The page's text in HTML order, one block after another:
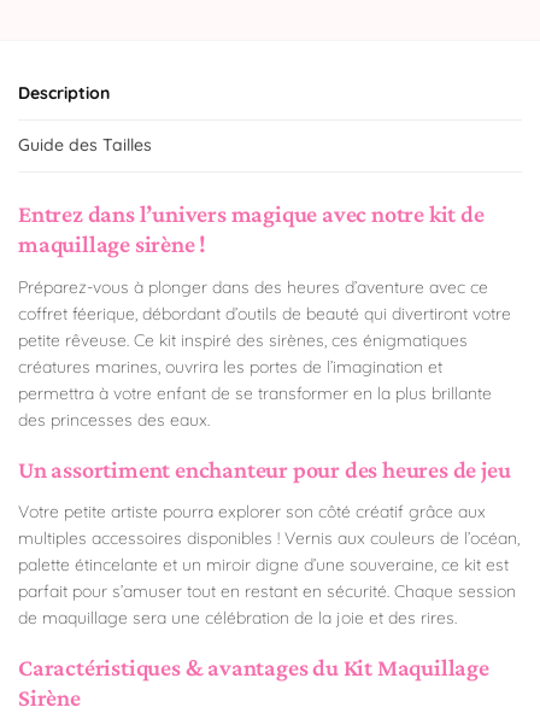
Description
Guide des Tailles
Entrez dans l’univers magique avec notre kit de
maquillage sirène !
Préparez-vous à plonger dans des heures d’aventure avec ce
coffret féerique, débordant d’outils de beauté qui divertiront votre
petite rêveuse. Ce kit inspiré des sirènes, ces énigmatiques
créatures marines, ouvrira les portes de l’imagination et
permettra à votre enfant de se transformer en la plus brillante
des princesses des eaux.
Un assortiment enchanteur pour des heures de jeu
Votre petite artiste pourra explorer son côté créatif grâce aux
multiples accessoires disponibles ! Vernis aux couleurs de l’océan,
palette étincelante et un miroir digne d’une souveraine, ce kit est
parfait pour s’amuser tout en restant en sécurité. Chaque session
de maquillage sera une célébration de la joie et des rires.
Caractéristiques & avantages du Kit Maquillage
Sirène